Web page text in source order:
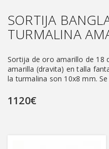
SORTIJA
TURMALINA
Sortija de oro amarillo de 18
amarilla (dravita) en talla
la turmalina son 10x8 mm.
1120€